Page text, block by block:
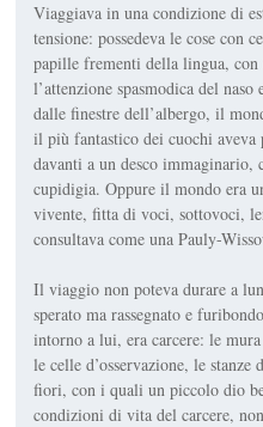
Viaggiava in una con­dizione di
tensione: possedeva le cose con
papille frementi della lingua,
l’attenzione spasmo­dica del
dalle finestre dell’albergo, il
il più fantasti­co dei cuochi aveva
davanti a un desco
cupidigia. Oppure il mondo era
vivente, fitta di voci, sottovoci,
consultava come una Pauly-
Il viaggio non poteva durare a
sperato ma rassegnato e
intorno a lui, era carcere: le
le celle d’osservazione, le
fiori, con i quali un picco­lo dio
condizioni di vita del carcere,